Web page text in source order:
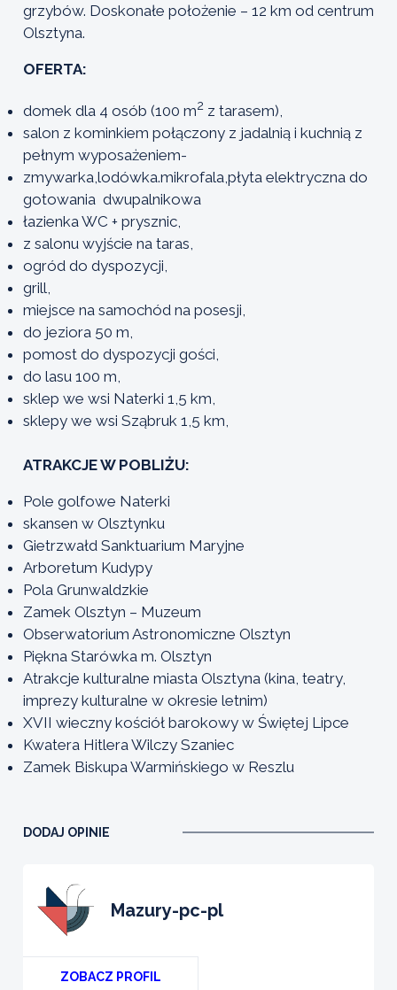
grzybów. Doskonałe położenie – 12 km od centrum
Olsztyna.
OFERTA:
domek dla 4 osób (100 m2 z tarasem),
salon z kominkiem połączony z jadalnią i kuchnią z
pełnym wyposażeniem-
zmywarka,lodówka.mikrofala,płyta elektryczna do
gotowania dwupalnikowa
łazienka WC + prysznic,
z salonu wyjście na taras,
ogród do dyspozycji,
grill,
miejsce na samochód na posesji,
do jeziora 50 m,
pomost do dyspozycji gości,
do lasu 100 m,
sklep we wsi Naterki 1,5 km,
sklepy we wsi Sząbruk 1,5 km,
ATRAKCJE W POBLIŻU:
Pole golfowe Naterki
skansen w Olsztynku
Gietrzwałd Sanktuarium Maryjne
Arboretum Kudypy
Pola Grunwaldzkie
Zamek Olsztyn – Muzeum
Obserwatorium Astronomiczne Olsztyn
Piękna Starówka m. Olsztyn
Atrakcje kulturalne miasta Olsztyna (kina, teatry,
imprezy kulturalne w okresie letnim)
XVII wieczny kościół barokowy w Świętej Lipce
Kwatera Hitlera Wilczy Szaniec
Zamek Biskupa Warmińskiego w Reszlu
DODAJ OPINIE
mazury-pc-pl
ZOBACZ PROFIL